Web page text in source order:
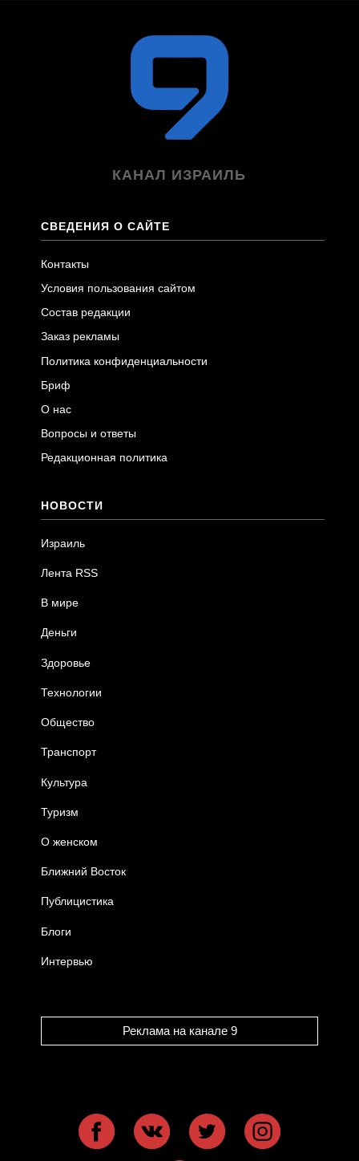
КАНАЛ ИЗРАИЛЬ
СВЕДЕНИЯ О САЙТЕ
Контакты
Условия пользования сайтом
Состав редакции
Заказ рекламы
Политика конфиденциальности
Бриф
О нас
Вопросы и ответы
Редакционная политика
НОВОСТИ
Израиль
Лента RSS
В мире
Деньги
Здоровье
Технологии
Общество
Транспорт
Культура
Туризм
О женском
Ближний Восток
Публицистика
Блоги
Интервью
Реклама на канале 9